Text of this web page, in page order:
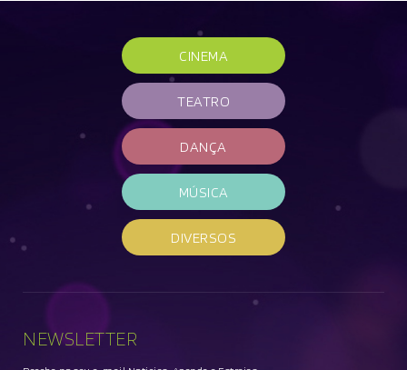
CINEMA
TEATRO
DANÇA
MÚSICA
DIVERSOS
NEWSLETTER